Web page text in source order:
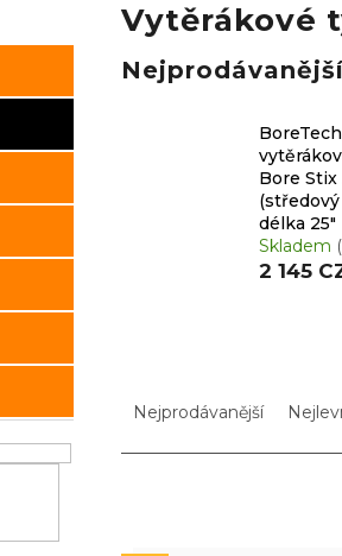
Vytěrákové
Bore Stix
(středový
délka 25"
Skladem
2 145
a
e
Nejprodávanější